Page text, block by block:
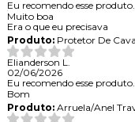
Eu recomendo esse produto.
Muito boa
Era o que eu precisava
Produto:Protetor De
Elianderson L.
02/06/2026
Eu recomendo esse produto.
Bom
Produto:Arruela/Anel